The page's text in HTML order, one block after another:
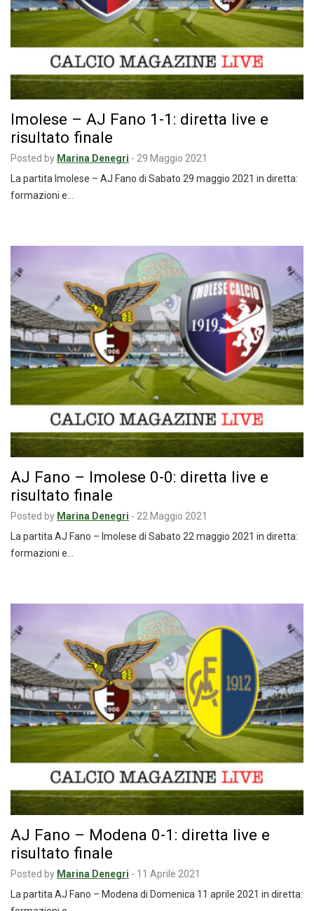
Imolese – AJ Fano 1-1: diretta live e
risultato finale
Posted by Marina Denegri - 29 Maggio 2021
La partita Imolese – AJ Fano di Sabato 29 maggio 2021 in diretta:
formazioni e…
AJ Fano – Imolese 0-0: diretta live e
risultato finale
Posted by Marina Denegri - 22 Maggio 2021
La partita AJ Fano – Imolese di Sabato 22 maggio 2021 in diretta:
formazioni e…
AJ Fano – Modena 0-1: diretta live e
risultato finale
Posted by Marina Denegri - 11 Aprile 2021
La partita AJ Fano – Modena di Domenica 11 aprile 2021 in diretta: